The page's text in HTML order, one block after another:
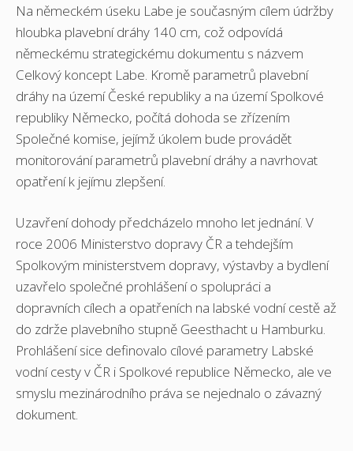
Na německém úseku Labe je současným cílem údržby
hloubka plavební dráhy 140 cm, což odpovídá
německému strategickému dokumentu s názvem
Celkový koncept Labe. Kromě parametrů plavební
dráhy na území České republiky a na území Spolkové
republiky Německo, počítá dohoda se zřízením
Společné komise, jejímž úkolem bude provádět
monitorování parametrů plavební dráhy a navrhovat
opatření k jejímu zlepšení.
Uzavření dohody předcházelo mnoho let jednání. V
roce 2006 Ministerstvo dopravy ČR a tehdejším
Spolkovým ministerstvem dopravy, výstavby a bydlení
uzavřelo společné prohlášení o spolupráci a
dopravních cílech a opatřeních na labské vodní cestě až
do zdrže plavebního stupně Geesthacht u Hamburku.
Prohlášení sice definovalo cílové parametry Labské
vodní cesty v ČR i Spolkové republice Německo, ale ve
smyslu mezinárodního práva se nejednalo o závazný
dokument.